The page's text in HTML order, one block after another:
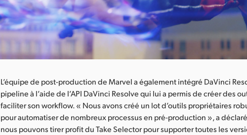
L’équipe de post-production de Marvel a également intégré DaVinci
pipeline à l’aide de l’API DaVinci Resolve qui lui a permis de créer des
faciliter son workflow. « Nous avons créé un lot d’outils propriétaires
pour automatiser de nombreux processus en pré-production », a
nous pouvons tirer profit du Take Selector pour supporter toutes les